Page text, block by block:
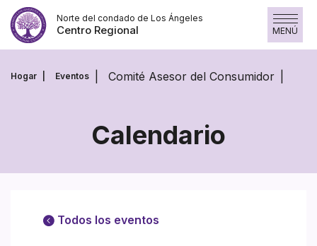
Saltar
contenido
Norte del condado de Los Ángeles
Centro Regional MENÚ
Hogar Eventos Comité Asesor del Consumidor
Calendario
Todos los eventos